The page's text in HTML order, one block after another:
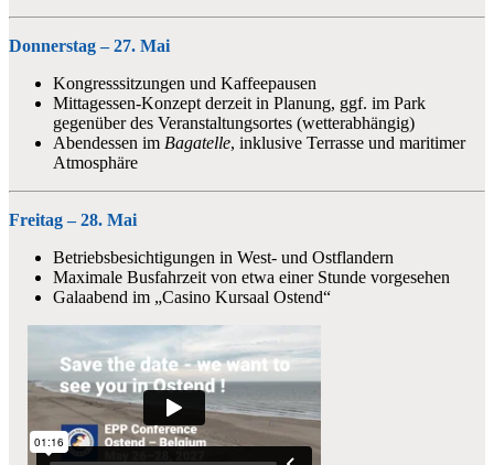
Donnerstag – 27. Mai
Kongresssitzungen und Kaffeepausen
Mittagessen-Konzept derzeit in Planung, ggf. im Park
gegenüber des Veranstaltungsortes (wetterabhängig)
Abendessen im Bagatelle, inklusive Terrasse und maritimer
Atmosphäre
Freitag – 28. Mai
Betriebsbesichtigungen in West- und Ostflandern
Maximale Busfahrzeit von etwa einer Stunde vorgesehen
Galaabend im „Casino Kursaal Ostend“